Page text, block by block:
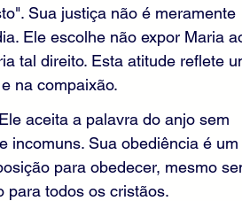
Sua justiça não é meramente
Ele escolhe não expor Maria
tal direito. Esta atitude reflete
na compaixão.
aceita a palavra do anjo sem
incomuns. Sua obediência é um
para obedecer, mesmo
para todos os cristãos.